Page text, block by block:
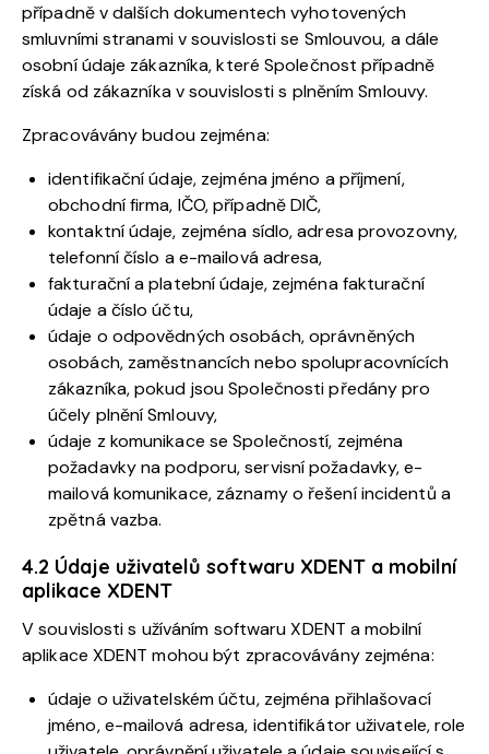
případně v dalších dokumentech vyhotovených
smluvními stranami v souvislosti se Smlouvou, a dále
osobní údaje zákazníka, které Společnost případně
získá od zákazníka v souvislosti s plněním Smlouvy.
Zpracovávány budou zejména:
identifikační údaje, zejména jméno a příjmení,
obchodní firma, IČO, případně DIČ,
kontaktní údaje, zejména sídlo, adresa provozovny,
telefonní číslo a e-mailová adresa,
fakturační a platební údaje, zejména fakturační
údaje a číslo účtu,
údaje o odpovědných osobách, oprávněných
osobách, zaměstnancích nebo spolupracovnících
zákazníka, pokud jsou Společnosti předány pro
účely plnění Smlouvy,
údaje z komunikace se Společností, zejména
požadavky na podporu, servisní požadavky, e-
mailová komunikace, záznamy o řešení incidentů a
zpětná vazba.
4.2 Údaje uživatelů softwaru XDENT a mobilní
aplikace XDENT
V souvislosti s užíváním softwaru XDENT a mobilní
aplikace XDENT mohou být zpracovávány zejména:
údaje o uživatelském účtu, zejména přihlašovací
jméno, e-mailová adresa, identifikátor uživatele, role